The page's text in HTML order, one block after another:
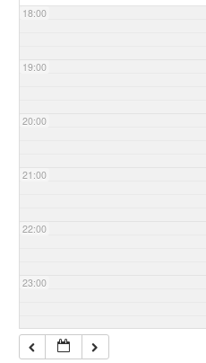
18:00
19:00
20:00
21:00
22:00
23:00